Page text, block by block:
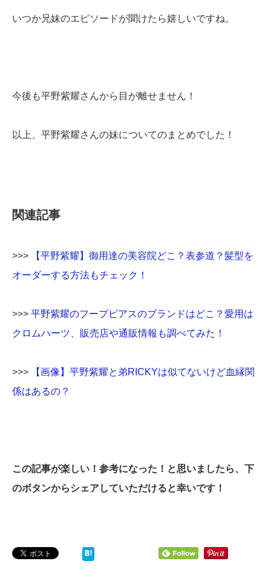
いつか兄妹のエピソードが聞けたら嬉しいですね。
今後も平野紫耀さんから目が離せません！
以上、平野紫耀さんの妹についてのまとめでした！
関連記事
>>>
【平野紫耀】御用達の美容院どこ？表参道？髪型を
オーダーする方法もチェック！
>>> 平野紫耀のフープピアスのブランドはどこ？愛用は
クロムハーツ、販売店や通販情報も調べてみた！
>>>
【画像】平野紫耀と弟RICKYは似てないけど血縁関
係はあるの？
この記事が楽しい！参考になった！と思いましたら、下
のボタンからシェアしていただけると幸いです！